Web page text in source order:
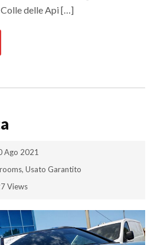
Colle delle Api […]
Ago 2021
, Usato Garantito
Views